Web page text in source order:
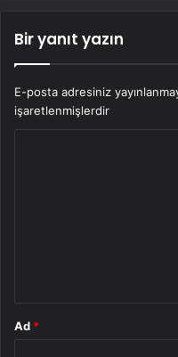
Bir yanıt yazın
E-posta adresiniz
işaretlenmişlerdir
Ad *